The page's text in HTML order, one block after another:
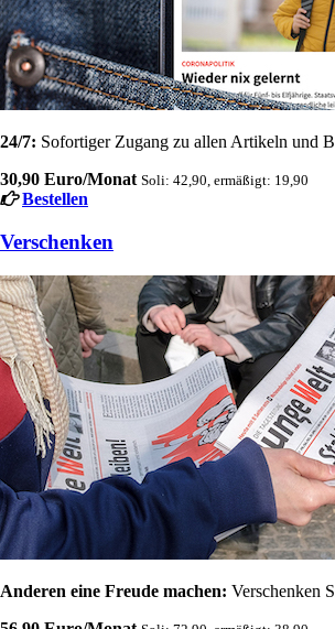
24/7: Sofortiger Zugang zu allen Artikeln und
30,90 Euro/Monat Soli: 42,90, ermäßigt: 19,90
Bestellen
Verschenken
Anderen eine Freude machen: Verschenken